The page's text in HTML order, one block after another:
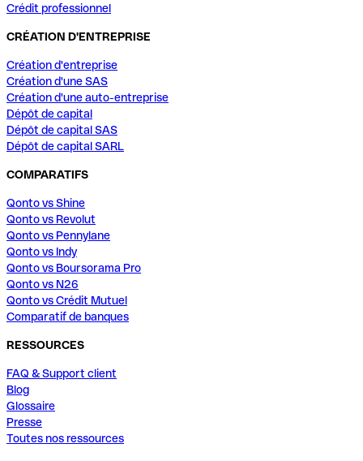
Crédit professionnel
CRÉATION D'ENTREPRISE
Création d'entreprise
Création d'une SAS
Création d'une auto-entreprise
Dépôt de capital
Dépôt de capital SAS
Dépôt de capital SARL
COMPARATIFS
Qonto vs Shine
Qonto vs Revolut
Qonto vs Pennylane
Qonto vs Indy
Qonto vs Boursorama Pro
Qonto vs N26
Qonto vs Crédit Mutuel
Comparatif de banques
RESSOURCES
FAQ & Support client
Blog
Glossaire
Presse
Toutes nos ressources